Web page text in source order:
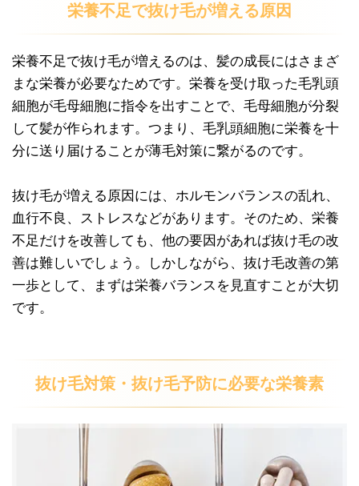
栄養不足で抜け毛が増える原因
栄養不足で抜け毛が増えるのは、髪の成長にはさまざ
まな栄養が必要なためです。栄養を受け取った毛乳頭
細胞が毛母細胞に指令を出すことで、毛母細胞が分裂
して髪が作られます。つまり、毛乳頭細胞に栄養を十
分に送り届けることが薄毛対策に繋がるのです。
抜け毛が増える原因には、ホルモンバランスの乱れ、
血行不良、ストレスなどがあります。そのため、栄養
不足だけを改善しても、他の要因があれば抜け毛の改
善は難しいでしょう。しかしながら、抜け毛改善の第
一歩として、まずは栄養バランスを見直すことが大切
です。
抜け毛対策・抜け毛予防に必要な栄養素